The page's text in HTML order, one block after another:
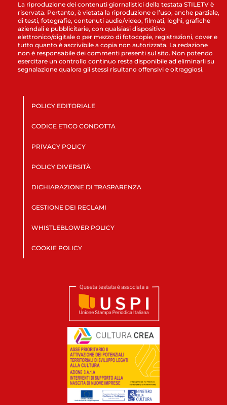
La riproduzione dei contenuti giornalistici della testata STILETV è
riservata. Pertanto, è vietata la riproduzione e l’uso, anche parziale,
di testi, fotografie, contenuti audio/video, filmati, loghi, grafiche
aziendali e pubblicitarie, con qualsiasi dispositivo
elettronico/digitale o per mezzo di fotocopie, registrazioni, cover e
tutto quanto è ascrivibile a copia non autorizzata. La redazione
non è responsabile dei commenti presenti sul sito. Non potendo
esercitare un controllo continuo resta disponibile ad eliminarli su
segnalazione qualora gli stessi risultano offensivi e oltraggiosi.
POLICY EDITORIALE
CODICE ETICO CONDOTTA
PRIVACY POLICY
POLICY DIVERSITÀ
DICHIARAZIONE DI TRASPARENZA
GESTIONE DEI RECLAMI
WHISTLEBLOWER POLICY
COOKIE POLICY